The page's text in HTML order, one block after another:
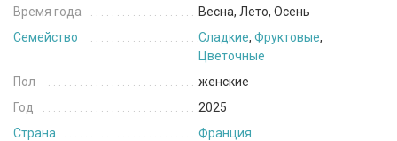
Время года
Весна, Лето, Осень
Семейство
Сладкие, Фруктовые,
Цветочные
Пол
женские
Год
2025
Страна
Франция